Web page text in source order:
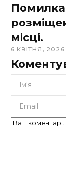
місці.
6 КВІТНЯ, 2026